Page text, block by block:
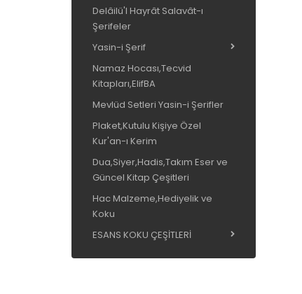
Delâilü'l Hayrât Salavât-ı
Şerifeler
Yasin-i Şerif
Namaz Hocası,Tecvid
Kitapları,ElifBA
Mevlüd Setleri Yasin-i Şerifler
Plaket,Kutulu Kişiye Özel
Kur'an-ı Kerim
Dua,Siyer,Hadis,Takım Eser ve
Güncel Kitap Çeşitleri
Hac Malzeme,Hediyelik ve
Koku
ESANS KOKU ÇEŞİTLERİ